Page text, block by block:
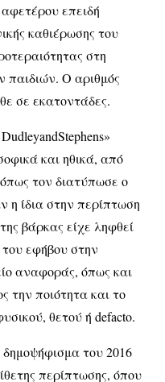
επειδή
καθιέρωσης του
στη
παιδιών. Ο αριθμός
σε εκατοντάδες.
και ηθικά, από
τον διατύπωσε ο
ίδια στην περίπτωση
βάρκας είχε ληφθεί
εφήβου στην
αναφοράς, όπως και
την ποιότητα και το
θετού ή defacto.
του 2016
περίπτωσης, όπου